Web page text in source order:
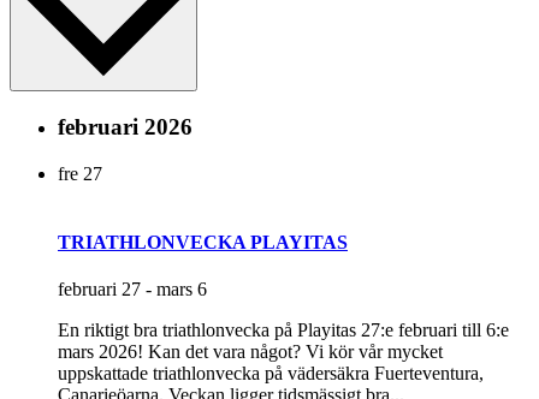
februari 2026
fre 27
TRIATHLONVECKA PLAYITAS
februari 27 - mars 6
En riktigt bra triathlonvecka på Playitas 27:e februari till 6:e
mars 2026! Kan det vara något? Vi kör vår mycket
uppskattade triathlonvecka på vädersäkra Fuerteventura,